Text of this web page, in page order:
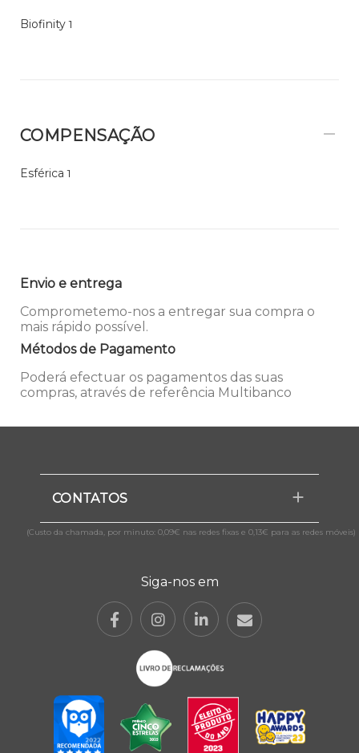
Biofinity 1
COMPENSAÇÃO
Esférica 1
Envio e entrega
Comprometemo-nos a entregar sua compra o
mais rápido possível.
Métodos de Pagamento
Poderá efectuar os pagamentos das suas
compras, através de referência Multibanco
CONTATOS
(Custo da chamada, por minuto: 0,09€ nas redes fixas e 0,13€ para as redes móveis)
Siga-nos em